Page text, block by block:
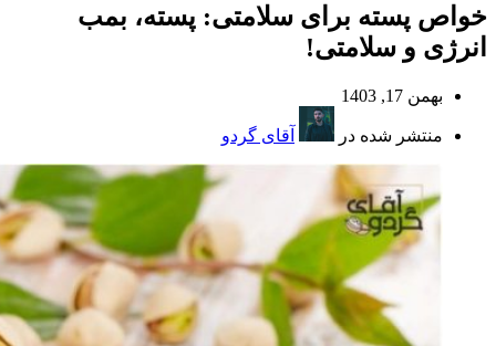
خواص پسته برای سلامتی: پسته، بمب
انرژی و سلامتی!
بهمن 17, 1403
منتشر شده در آقای گردو